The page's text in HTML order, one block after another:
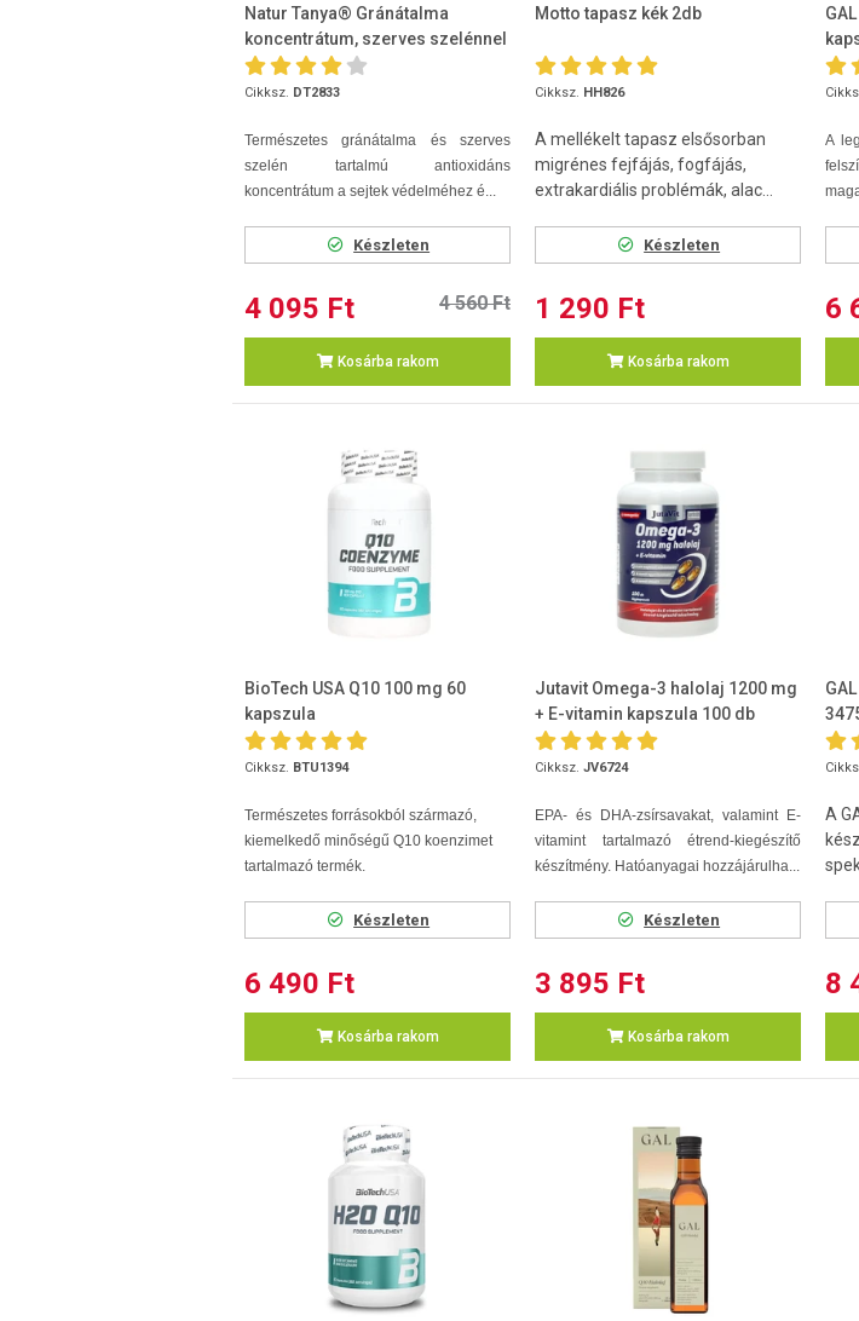
Natur Tanya® Gránátalma
koncentrátum, szerves szelénnel
500ml
Cikksz. DT2833
Természetes gránátalma és szerves
szelén tartalmú antioxidáns
koncentrátum a sejtek védelméhez é...
Készleten
4 095 Ft 4 560 Ft
Kosárba rakom
Motto tapasz kék 2db
Cikksz. HH826
A mellékelt tapasz elsősorban
migrénes fejfájás, fogfájás,
extrakardiális problémák, alac...
Készleten
1 290 Ft
Kosárba rakom
A
6
BioTech USA Q10 100 mg 60
kapszula
Cikksz. BTU1394
Természetes forrásokból származó,
kiemelkedő minőségű Q10 koenzimet
tartalmazó termék.
Készleten
6 490 Ft
Kosárba rakom
Jutavit Omega-3 halolaj 1200 mg
+ E-vitamin kapszula 100 db
Cikksz. JV6724
EPA- és DHA-zsírsavakat, valamint E-
vitamint tartalmazó étrend-kiegészítő
készítmény. Hatóanyagai hozzájárulha...
Készleten
3 895 Ft
Kosárba rakom
A
8